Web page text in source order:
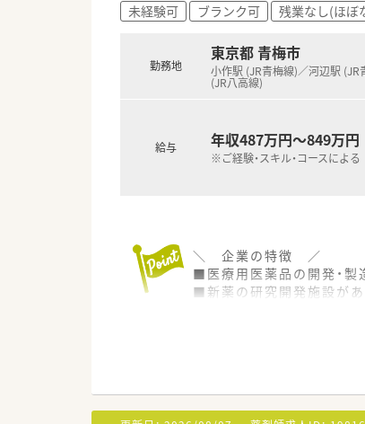
未経験可 ブランク可 残業なし(ほぼ
勤務地
東京都 青梅市
小作駅 (JR青梅線)／河辺駅 (JR
(JR八高線)
給与 年収487万円～849万円
※ご経験・スキル・コースによる
＼ 企業の特徴 ／
■医療用医薬品の開発・製
■新薬の研究開発施設があ
■グループ全体で1,357店
ドラッグストア、調剤併
応需形態も総合病院門前
面応需型と多岐に渡り
＼ 働きやすさについて